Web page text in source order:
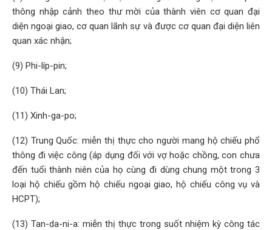
thông nhập cảnh theo thư mời của thành viên cơ quan đại
diện ngoại giao, cơ quan lãnh sự và được cơ quan đại diện liên
quan xác nhận;
(9) Phi-líp-pin;
(10) Thái Lan;
(11) Xinh-ga-po;
(12) Trung Quốc: miễn thị thực cho người mang hộ chiếu phổ
thông đi việc công (áp dụng đối với vợ hoặc chồng, con chưa
đến tuổi thành niên của họ cùng đi dùng chung một trong 3
loại hộ chiếu gồm hộ chiếu ngoại giao, hộ chiếu công vụ và
HCPT);
(13) Tan-da-ni-a: miễn thị thực trong suốt nhiệm kỳ công tác